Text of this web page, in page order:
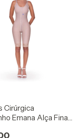
Cirúrgica
Emana Alça Fina